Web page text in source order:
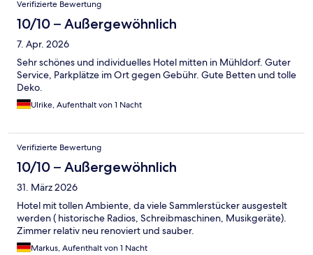
Verifizierte Bewertung
10/10 – Außergewöhnlich
7. Apr. 2026
Sehr schönes und individuelles Hotel mitten in Mühldorf. Guter
Service, Parkplätze im Ort gegen Gebühr. Gute Betten und tolle
Deko.
Ulrike, Aufenthalt von 1 Nacht
Verifizierte Bewertung
10/10 – Außergewöhnlich
31. März 2026
Hotel mit tollen Ambiente, da viele Sammlerstücker ausgestelt
werden ( historische Radios, Schreibmaschinen, Musikgeräte).
Zimmer relativ neu renoviert und sauber.
Markus, Aufenthalt von 1 Nacht